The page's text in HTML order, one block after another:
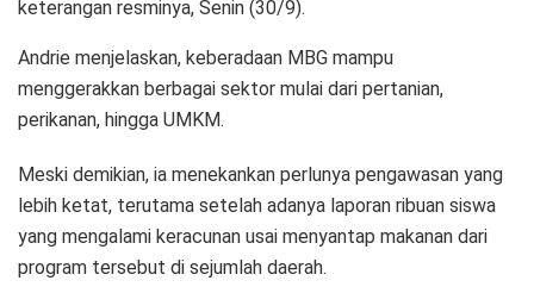
keterangan resminya, Senin (30/9).
Andrie menjelaskan, keberadaan MBG mampu
menggerakkan berbagai sektor mulai dari pertanian,
perikanan, hingga UMKM.
Meski demikian, ia menekankan perlunya pengawasan yang
lebih ketat, terutama setelah adanya laporan ribuan siswa
yang mengalami keracunan usai menyantap makanan dari
program tersebut di sejumlah daerah.